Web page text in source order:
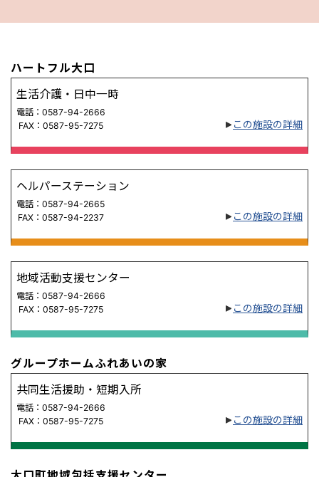
ハートフル大口
生活介護・日中一時
電話：0587-94-2666
FAX：0587-95-7275
この施設の詳細
ヘルパーステーション
電話：0587-94-2665
FAX：0587-94-2237
この施設の詳細
地域活動支援センター
電話：0587-94-2666
FAX：0587-95-7275
この施設の詳細
グループホームふれあいの家
共同生活援助・短期入所
電話：0587-94-2666
FAX：0587-95-7275
この施設の詳細